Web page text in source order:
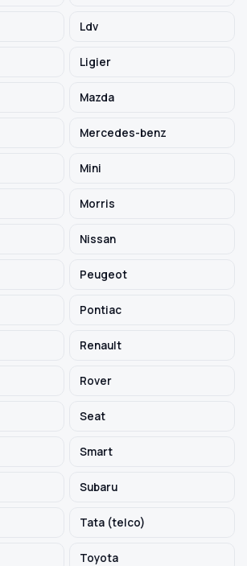
Ldv
Ligier
Mazda
Mercedes-benz
Mini
Morris
Nissan
Peugeot
Pontiac
Renault
Rover
Seat
Smart
Subaru
Tata (telco)
Toyota